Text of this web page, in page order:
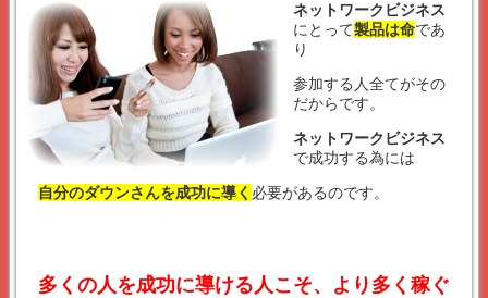
ネットワークビジネス
にとって製品は命であ
り
参加する人全てがその
だからです。
ネットワークビジネス
で成功する為には
自分のダウンさんを成功に導く 必要があるのです。
多くの人を成功に導ける人こそ、より多く稼ぐ